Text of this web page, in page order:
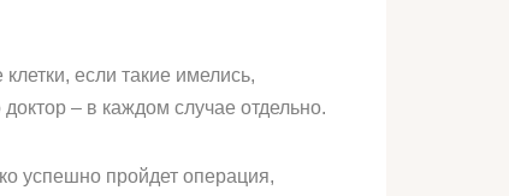
если такие имелись,
– в каждом случае отдельно.
успешно пройдет операция,